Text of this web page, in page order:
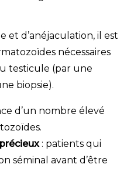
et d’anéjaculation, il est
nécessaires
testicule (par une
biopsie).
d’un nombre élevé
: patients qui
séminal avant d’être